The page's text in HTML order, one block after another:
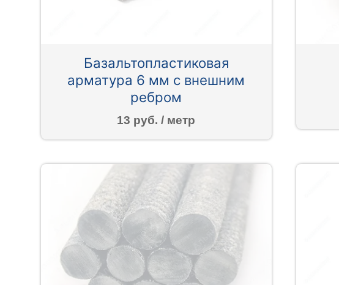
Базальтопластиковая
арматура 6 мм с внешним
ребром
13 руб. / метр